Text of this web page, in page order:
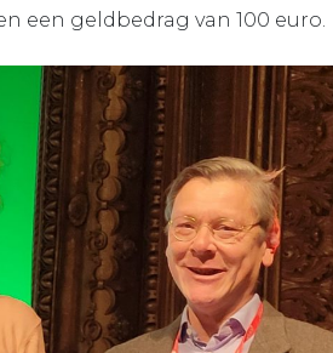
een geldbedrag van 100 euro.